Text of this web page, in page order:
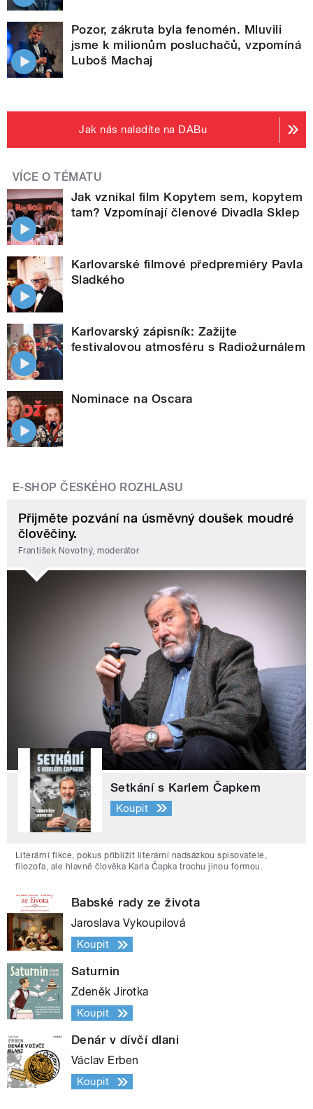
Pozor, zákruta byla fenomén. Mluvili
jsme k milionům posluchačů, vzpomíná
Luboš Machaj
Jak nás naladíte na DABu
VÍCE O TÉMATU
Jak vznikal film Kopytem sem, kopytem
tam? Vzpomínají členové Divadla Sklep
Karlovarské filmové předpremiéry Pavla
Sladkého
Karlovarský zápisník: Zažijte
festivalovou atmosféru s Radiožurnálem
Nominace na Oscara
E-SHOP ČESKÉHO ROZHLASU
Přijměte pozvání na úsměvný doušek moudré
člověčiny.
František Novotný, moderátor
Setkání s Karlem Čapkem
Koupit
Literární fikce, pokus přiblížit literární nadsázkou spisovatele,
filozofa, ale hlavně člověka Karla Čapka trochu jinou formou.
Babské rady ze života
Jaroslava Vykoupilová
Koupit
Saturnin
Zdeněk Jirotka
Koupit
Denár v dívčí dlani
Václav Erben
Koupit